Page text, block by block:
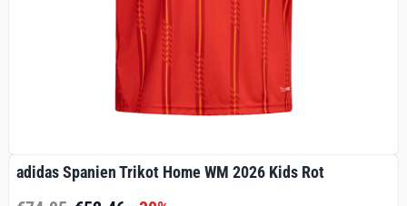
adidas Spanien Trikot Home WM 2026 Kids Rot